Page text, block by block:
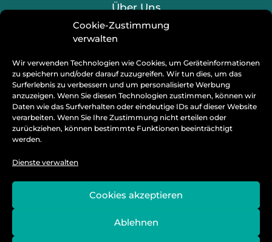
Cookie-Zustimmung
verwalten
Wir verwenden Technologien wie Cookies, um Geräteinformationen
zu speichern und/oder darauf zuzugreifen. Wir tun dies, um das
Surferlebnis zu verbessern und um personalisierte Werbung
anzuzeigen. Wenn Sie diesen Technologien zustimmen, können wir
Daten wie das Surfverhalten oder eindeutige IDs auf dieser Website
verarbeiten. Wenn Sie Ihre Zustimmung nicht erteilen oder
zurückziehen, können bestimmte Funktionen beeinträchtigt
werden.
Dienste verwalten
Cookies akzeptieren
Ablehnen
Kontakt
+49 176 2558 2100
28203, Bremen
Facebook
Twitter
Über Uns
Preis
Blog